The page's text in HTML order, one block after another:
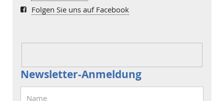
Folgen Sie uns auf Facebook
Newsletter-Anmeldung